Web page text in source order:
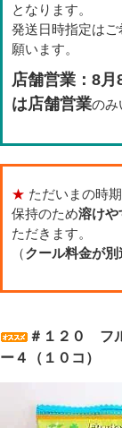
となります。
発送日時指定は
願います。
店舗営業：8月
は店舗営業のみ
★ ただいまの時
保持のため溶けや
ただきます。
（クール料金が別
＃１２０ フ
ー４（１０コ）